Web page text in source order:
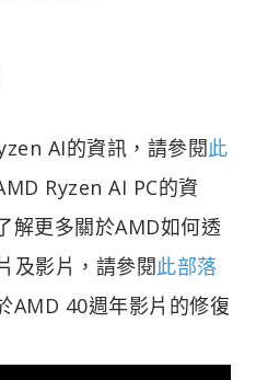
AI的資訊，請參閱此
Ryzen AI PC的資
解更多關於AMD如何透
及影片，請參閱此部落
AMD 40週年影片的修復